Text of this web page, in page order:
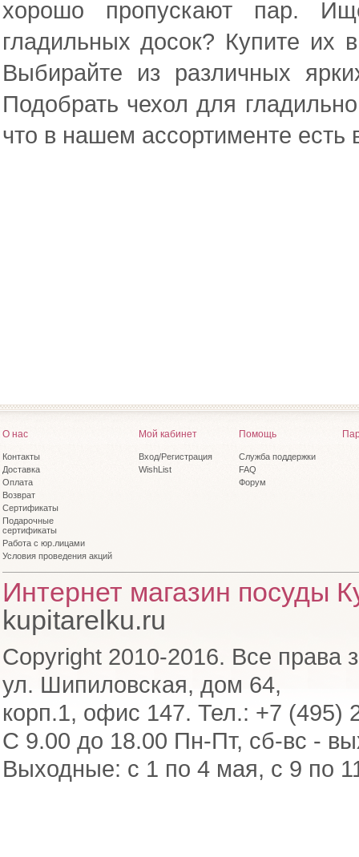
хорошо пропускают пар.
гладильных досок? Купите их
Выбирайте из различных
Подобрать чехол для
что в нашем ассортименте
О нас
Контакты
Доставка
Оплата
Возврат
Сертификаты
Подарочные
сертификаты
Работа с юр.лицами
Условия проведения акций
Мой кабинет
Вход/Регистрация
WishList
Помощь
Служба поддержки
FAQ
Форум
Интернет магазин посуды
kupitarelku.ru
Copyright 2010-2016. Все права
ул. Шипиловская, дом 64,
корп.1, офис 147. Тел.: +7 (495)
С 9.00 до 18.00 Пн-Пт, сб-вс -
Выходные: с 1 по 4 мая, с 9 по